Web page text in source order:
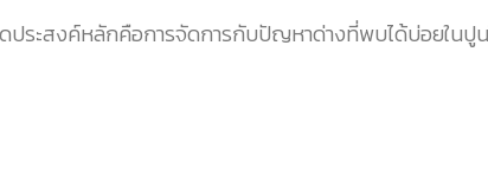
ประสงค์หลักคือการจัดการกับปัญหาด่างที่พบได้บ่อยในปู